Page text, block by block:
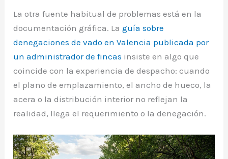
La otra fuente habitual de problemas está en la
documentación gráfica. Laguía sobre
denegaciones de vado en Valencia publicada por
un administrador de fincas insiste en algo que
coincide con la experiencia de despacho: cuando
el plano de emplazamiento, el ancho de hueco, la
acera o la distribución interior no reflejan la
realidad, llega el requerimiento o la denegación.